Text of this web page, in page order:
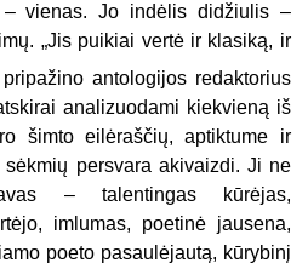
vienas. Jo indėlis didžiulis –
„Jis puikiai vertė ir klasiką, ir
antologijos redaktorius
analizuodami kiekvieną iš
šimto eilėraščių, aptiktume ir
persvara akivaizdi. Ji ne
– talentingas kūrėjas,
imlumas, poetinė jausena,
poeto pasaulėjautą, kūrybinį